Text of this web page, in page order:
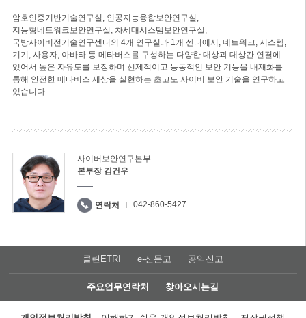
암호인증기반기술연구실, 인공지능융합보안연구실,
지능형네트워크보안연구실, 차세대시스템보안연구실,
국방사이버전기술연구센터의 4개 연구실과 1개 센터에서, 네트워크, 시스템,
기기, 사용자, 아바타 등 메타버스를 구성하는 다양한 대상과 대상간 연결에
있어서 높은 자유도를 보장하며 선제적이고 능동적인 보안 기능을 내재화를
통해 안전한 메타버스 세상을 실현하는 초고도 사이버 보안 기술을 연구하고
있습니다.
사이버보안연구본부
본부장 김건우
연락처 042-860-5427
클린ETRI e-신문고 공익신고
주요업무연락처 찾아오시는길